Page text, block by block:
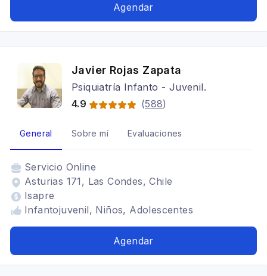
Agendar
Javier Rojas Zapata
Psiquiatría Infanto - Juvenil.
4.9
(588)
General Sobre mí Evaluaciones
Servicio Online
Asturias 171, Las Condes, Chile
Isapre
Infantojuvenil, Niños, Adolescentes
Agendar